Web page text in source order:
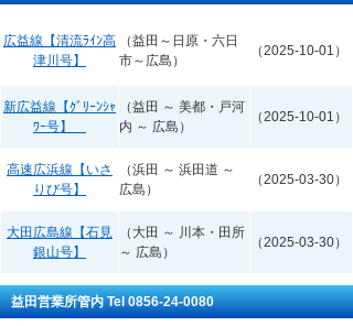
広益線【清流ﾗｲﾝ高
津川号】
（益田～日原・六日
市～広島）
（2025-10-01）
新広益線【ｸﾞﾘｰﾝｼｬ
ﾜｰ号】
（益田 ～ 美都・戸河
内 ～ 広島）
（2025-10-01）
高速広浜線【いさ
りび号】
（浜田 ～ 浜田道 ～
広島）
（2025-03-30）
大田広島線【石見
銀山号】
（大田 ～ 川本・田所
～ 広島）
（2025-03-30）
益田営業所管内 Tel 0856-24-0080